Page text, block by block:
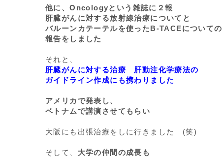
他に、Oncologyという雑誌に２報
肝臓がんに対する放射線治療についてと
バルーンカテーテルを使ったB-TACEについての
報告をしました
それと、
肝臓がんに対する治療 肝動注化学療法の
ガイドライン作成にも携わりました
アメリカで発表し、
ベトナムで講演させてもらい
大阪にも出張治療をしに行きました (笑)
そして、 大学の仲間の成長も